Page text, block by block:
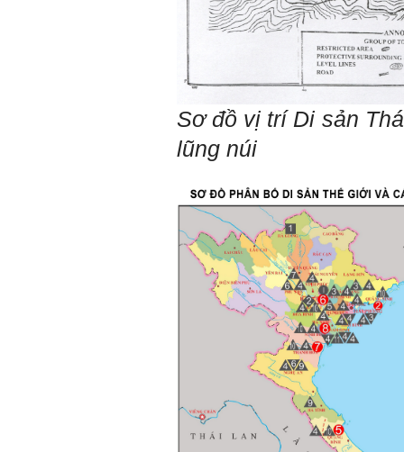
Sơ đồ vị trí Di sản
lũng núi